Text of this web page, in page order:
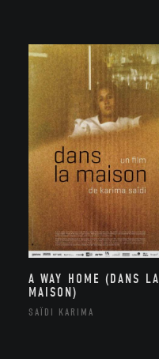
A WAY HOME (DANS LA
MAISON)
SAÏDI KARIMA